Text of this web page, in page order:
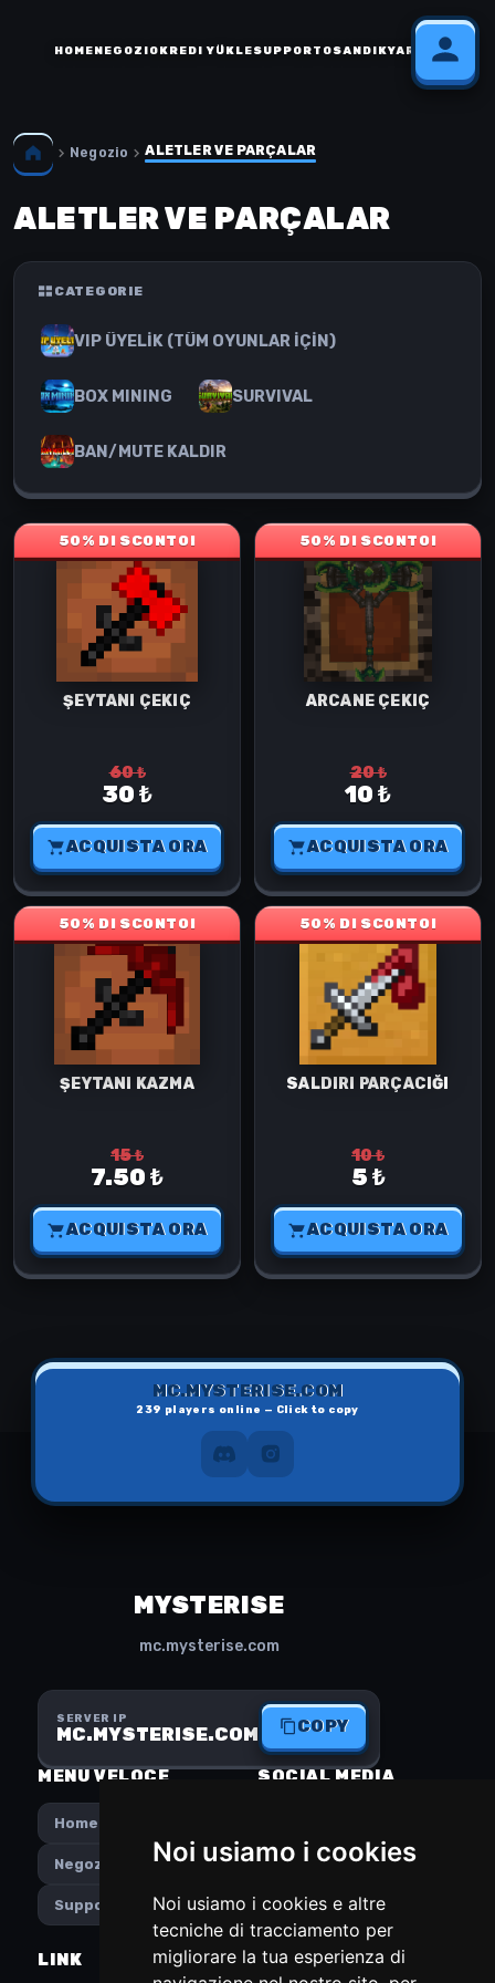
Noi usiamo i cookies
Noi usiamo i cookies e altre
tecniche di tracciamento per
migliorare la tua esperienza di
HOMENEGOZIOKREDI YÜKLESUPPORTOSANDIKYARDIM
Negozio ALETLER VE PARÇALAR
ALETLER VE PARÇALAR
CATEGORIE
VIP ÜYELİK (TÜM OYUNLAR İÇİN)
BOX MINING SURVIVAL
BAN/MUTE KALDIR
50% DI SCONTO!
ŞEYTANI ÇEKIÇ
60 ₺
30 ₺
ACQUISTA ORA
50% DI SCONTO!
ARCANE ÇEKIÇ
20 ₺
10 ₺
ACQUISTA ORA
50% DI SCONTO!
ŞEYTANI KAZMA
15 ₺
7.50 ₺
ACQUISTA ORA
50% DI SCONTO!
SALDIRI PARÇACIĞI
10 ₺
5 ₺
ACQUISTA ORA
MC.MYSTERISE.COM
239 players online — Click to copy
MYSTERISE
mc.mysterise.com
SERVER IP
MC.MYSTERISE.COM COPY
MENU VELOCE
Home
Negozio
Supporto
SOCIAL MEDIA
Discord
LINK PREFERENCES